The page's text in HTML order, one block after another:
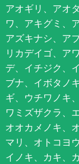
アオギリ、アオ
ワ、アキグミ、
アズキナシ、ア
リカデイゴ、ア
デ、イチジク、
ブナ、イボタノ
ギ、ウチワノキ
ワミズザクラ、
オオカメノキ、
マリ、オトコヨ
イノキ、カキ、